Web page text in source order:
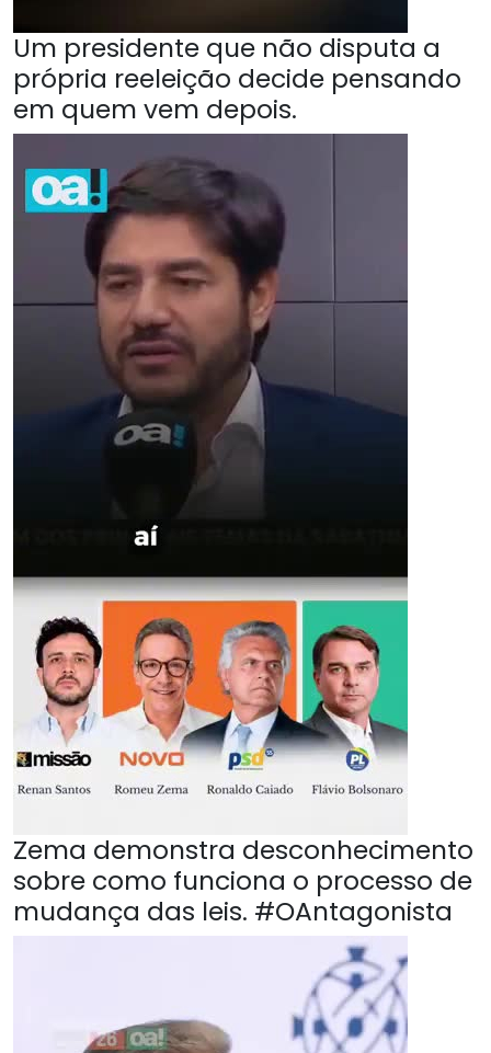
Um presidente que não disputa a
própria reeleição decide pensando
em quem vem depois.
Zema demonstra desconhecimento
sobre como funciona o processo de
mudança das leis. #OAntagonista